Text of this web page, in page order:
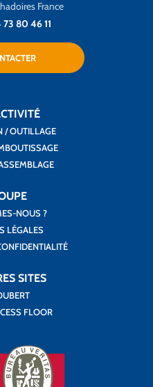
France
80 46 11
/ OUTILLAGE
NOUS ?
LÉGALES
SITES
FLOOR